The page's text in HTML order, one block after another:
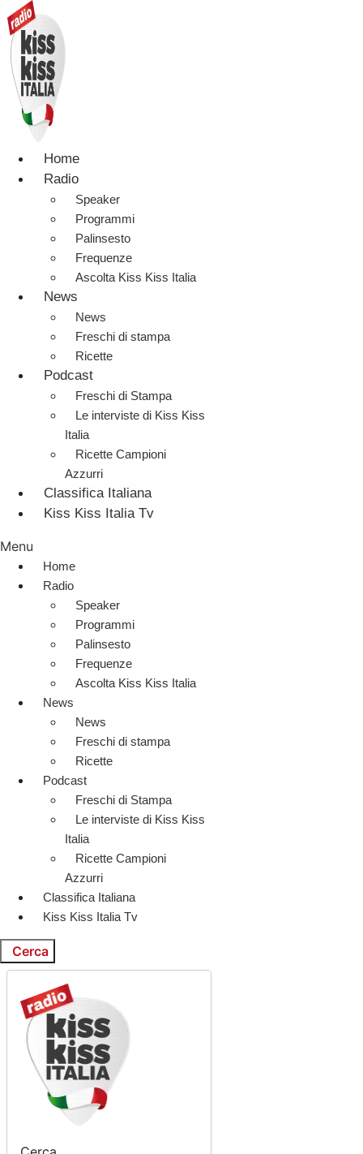
Home
Radio
Speaker
Programmi
Palinsesto
Frequenze
Ascolta Kiss Kiss Italia
News
News
Freschi di stampa
Ricette
Podcast
Freschi di Stampa
Le interviste di Kiss Kiss
Italia
Ricette Campioni
Azzurri
Classifica Italiana
Kiss Kiss Italia Tv
Menu
Home
Radio
Speaker
Programmi
Palinsesto
Frequenze
Ascolta Kiss Kiss Italia
News
News
Freschi di stampa
Ricette
Podcast
Freschi di Stampa
Le interviste di Kiss Kiss
Italia
Ricette Campioni
Azzurri
Classifica Italiana
Kiss Kiss Italia Tv
Cerca